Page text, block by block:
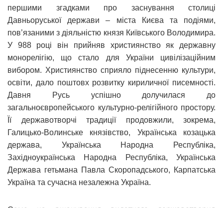
першими згадками про заснування столиці
Давньоруської держави – міста Києва та подіями,
пов’язаними з діяльністю князя Київського Володимира.
У 988 році він прийняв християнство як державну
монорелігію, що стало для України цивілізаційним
вибором. Християнство сприяло піднесенню культури,
освіти, дало поштовх розвитку кириличної писемності.
Давня Русь успішно долучилася до
загальноєвропейського культурно-релігійного простору.
Її державотворчі традиції продовжили, зокрема,
Галицько-Волинське князівство, Українська козацька
держава, Українська Народна Республіка,
Західноукраїнська Народна Республіка, Українська
Держава гетьмана Павла Скоропадського, Карпатська
Україна та сучасна незалежна Україна.